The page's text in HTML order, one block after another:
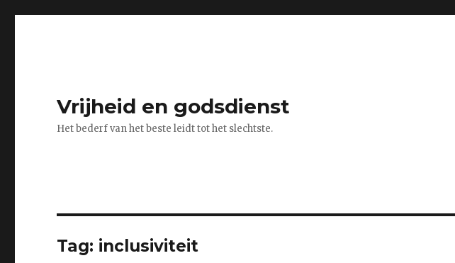
Vrijheid en godsdienst
Het bederf van het beste leidt tot het slechtste.
Tag: inclusiviteit